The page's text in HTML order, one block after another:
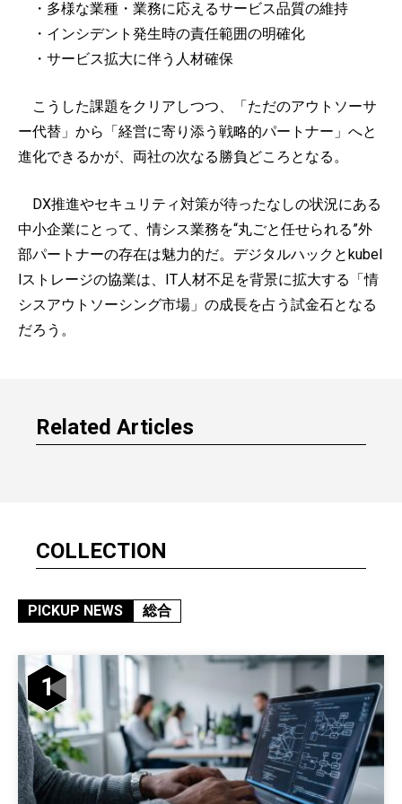
・多様な業種・業務に応えるサービス品質の維持
・インシデント発生時の責任範囲の明確化
・サービス拡大に伴う人材確保
こうした課題をクリアしつつ、「ただのアウトソーサ
ー代替」から「経営に寄り添う戦略的パートナー」へと
進化できるかが、両社の次なる勝負どころとなる。
DX推進やセキュリティ対策が待ったなしの状況にある
中小企業にとって、情シス業務を“丸ごと任せられる”外
部パートナーの存在は魅力的だ。デジタルハックとkubel
lストレージの協業は、IT人材不足を背景に拡大する「情
シスアウトソーシング市場」の成長を占う試金石となる
だろう。
Related Articles
COLLECTION
PICKUP NEWS 総合
1